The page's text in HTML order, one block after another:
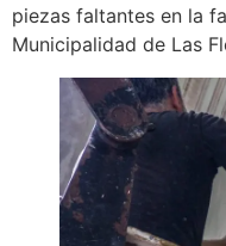
piezas faltantes en la
Municipalidad de Las